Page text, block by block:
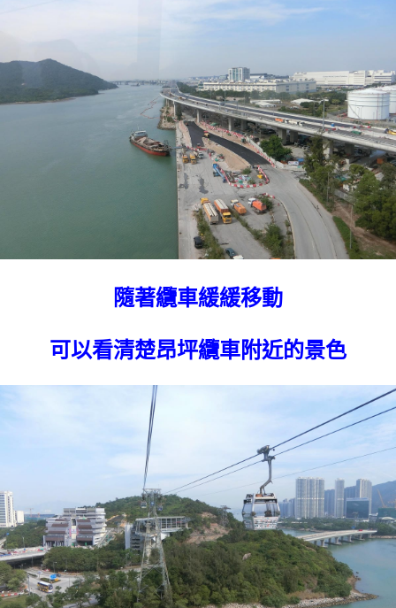
隨著纜車緩緩移動
可以看清楚昂坪纜車附近的景色